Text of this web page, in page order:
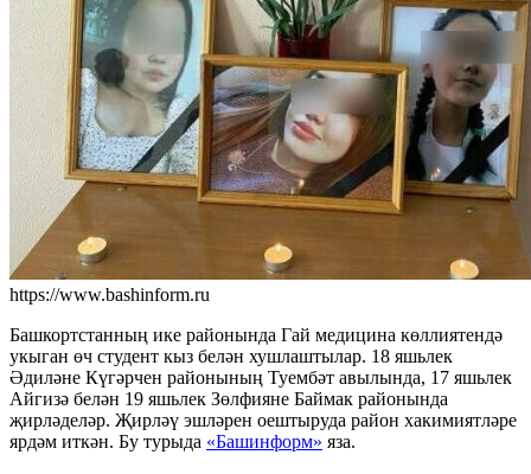
https://www.bashinform.ru
Башкортстанның ике районында Гай медицина көллиятендә
укыган өч студент кыз белән хушлаштылар. 18 яшьлек
Әдиләне Күгәрчен районының Туембәт авылында, 17 яшьлек
Айгизә белән 19 яшьлек Зөлфияне Баймак районында
җирләделәр. Җирләү эшләрен оештыруда район хакимиятләре
ярдәм иткән. Бу турыда «Башинформ» яза.